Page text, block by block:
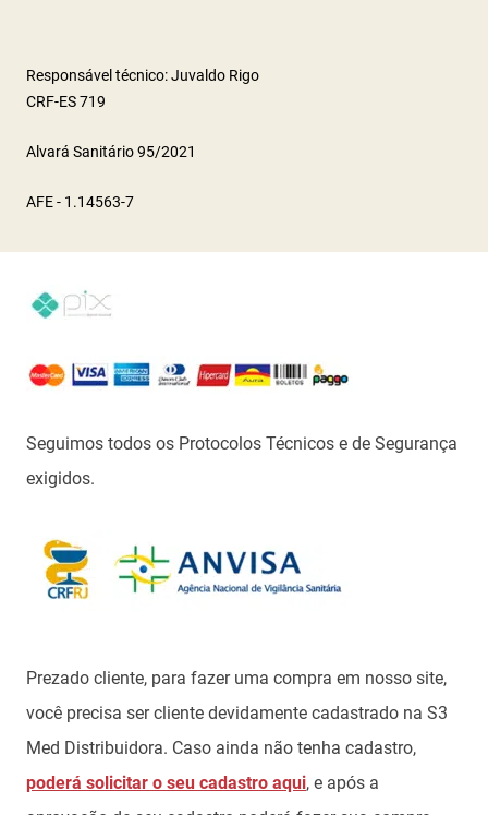
Responsável técnico: Juvaldo Rigo
CRF-ES 719
Alvará Sanitário 95/2021
AFE - 1.14563-7
Seguimos todos os Protocolos Técnicos e de Segurança
exigidos.
Prezado cliente, para fazer uma compra em nosso site,
você precisa ser cliente devidamente cadastrado na S3
Med Distribuidora. Caso ainda não tenha cadastro,
poderá solicitar o seu cadastro aqui, e após a